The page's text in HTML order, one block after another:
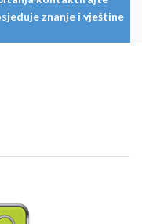
znanje i vještine